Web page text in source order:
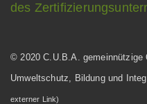
des
© 2020 C.U.B.A.
Umweltschutz, Bildung und
externer Link)